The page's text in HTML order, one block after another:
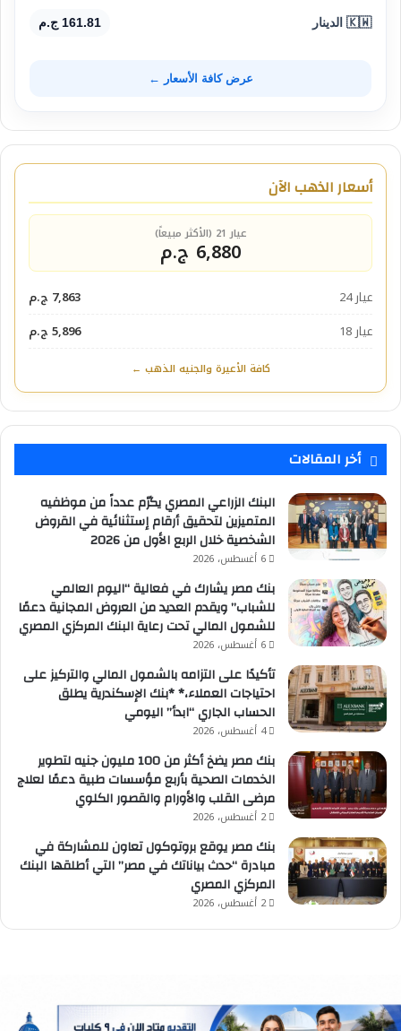
🇰🇼 الدينار 161.81 ج.م
عرض كافة الأسعار ←
أسعار الذهب الآن
عيار 21 (الأكثر مبيعاً)
6,880 ج.م
عيار 24
7,863 ج.م
عيار 18
5,896 ج.م
كافة الأعيرة والجنيه الذهب ←
أخر المقالات
البنك الزراعي المصري يكرّم عدداً من موظفيه
المتميزين لتحقيق أرقام إستثنائية في القروض
الشخصية خلال الربع الأول من 2026
6 أغسطس، 2026
بنك مصر يشارك في فعالية “اليوم العالمي
للشباب” ويقدم العديد من العروض المجانية دعمًا
للشمول المالي تحت رعاية البنك المركزي المصري
6 أغسطس، 2026
تأكيدًا على التزامه بالشمول المالي والتركيز على
احتياجات العملاء،* *بنك الإسكندرية يطلق
الحساب الجاري “ابدأ” اليومي
4 أغسطس، 2026
بنك مصر يضخ أكثر من 100 مليون جنيه لتطوير
الخدمات الصحية بأربع مؤسسات طبية دعمًا لعلاج
مرضى القلب والأورام والقصور الكلوي
2 أغسطس، 2026
بنك مصر يوقع بروتوكول تعاون للمشاركة في
مبادرة “حدث بياناتك في مصر” التي أطلقها البنك
المركزي المصري
2 أغسطس، 2026